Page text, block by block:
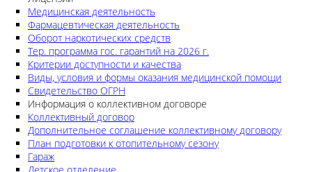
Медицинская деятельность
Фармацевтическая деятельность
Оборот наркотических средств
Тер. программа гос. гарантий на 2026 г.
Критерии доступности и качества
Виды, условия и формы оказания медицинской помощи
Свидетельство ОГРН
Информация о коллективном договоре
Коллективный договор
Дополнительное соглашение коллективному договору
План подготовки к отопительному сезону
Гараж